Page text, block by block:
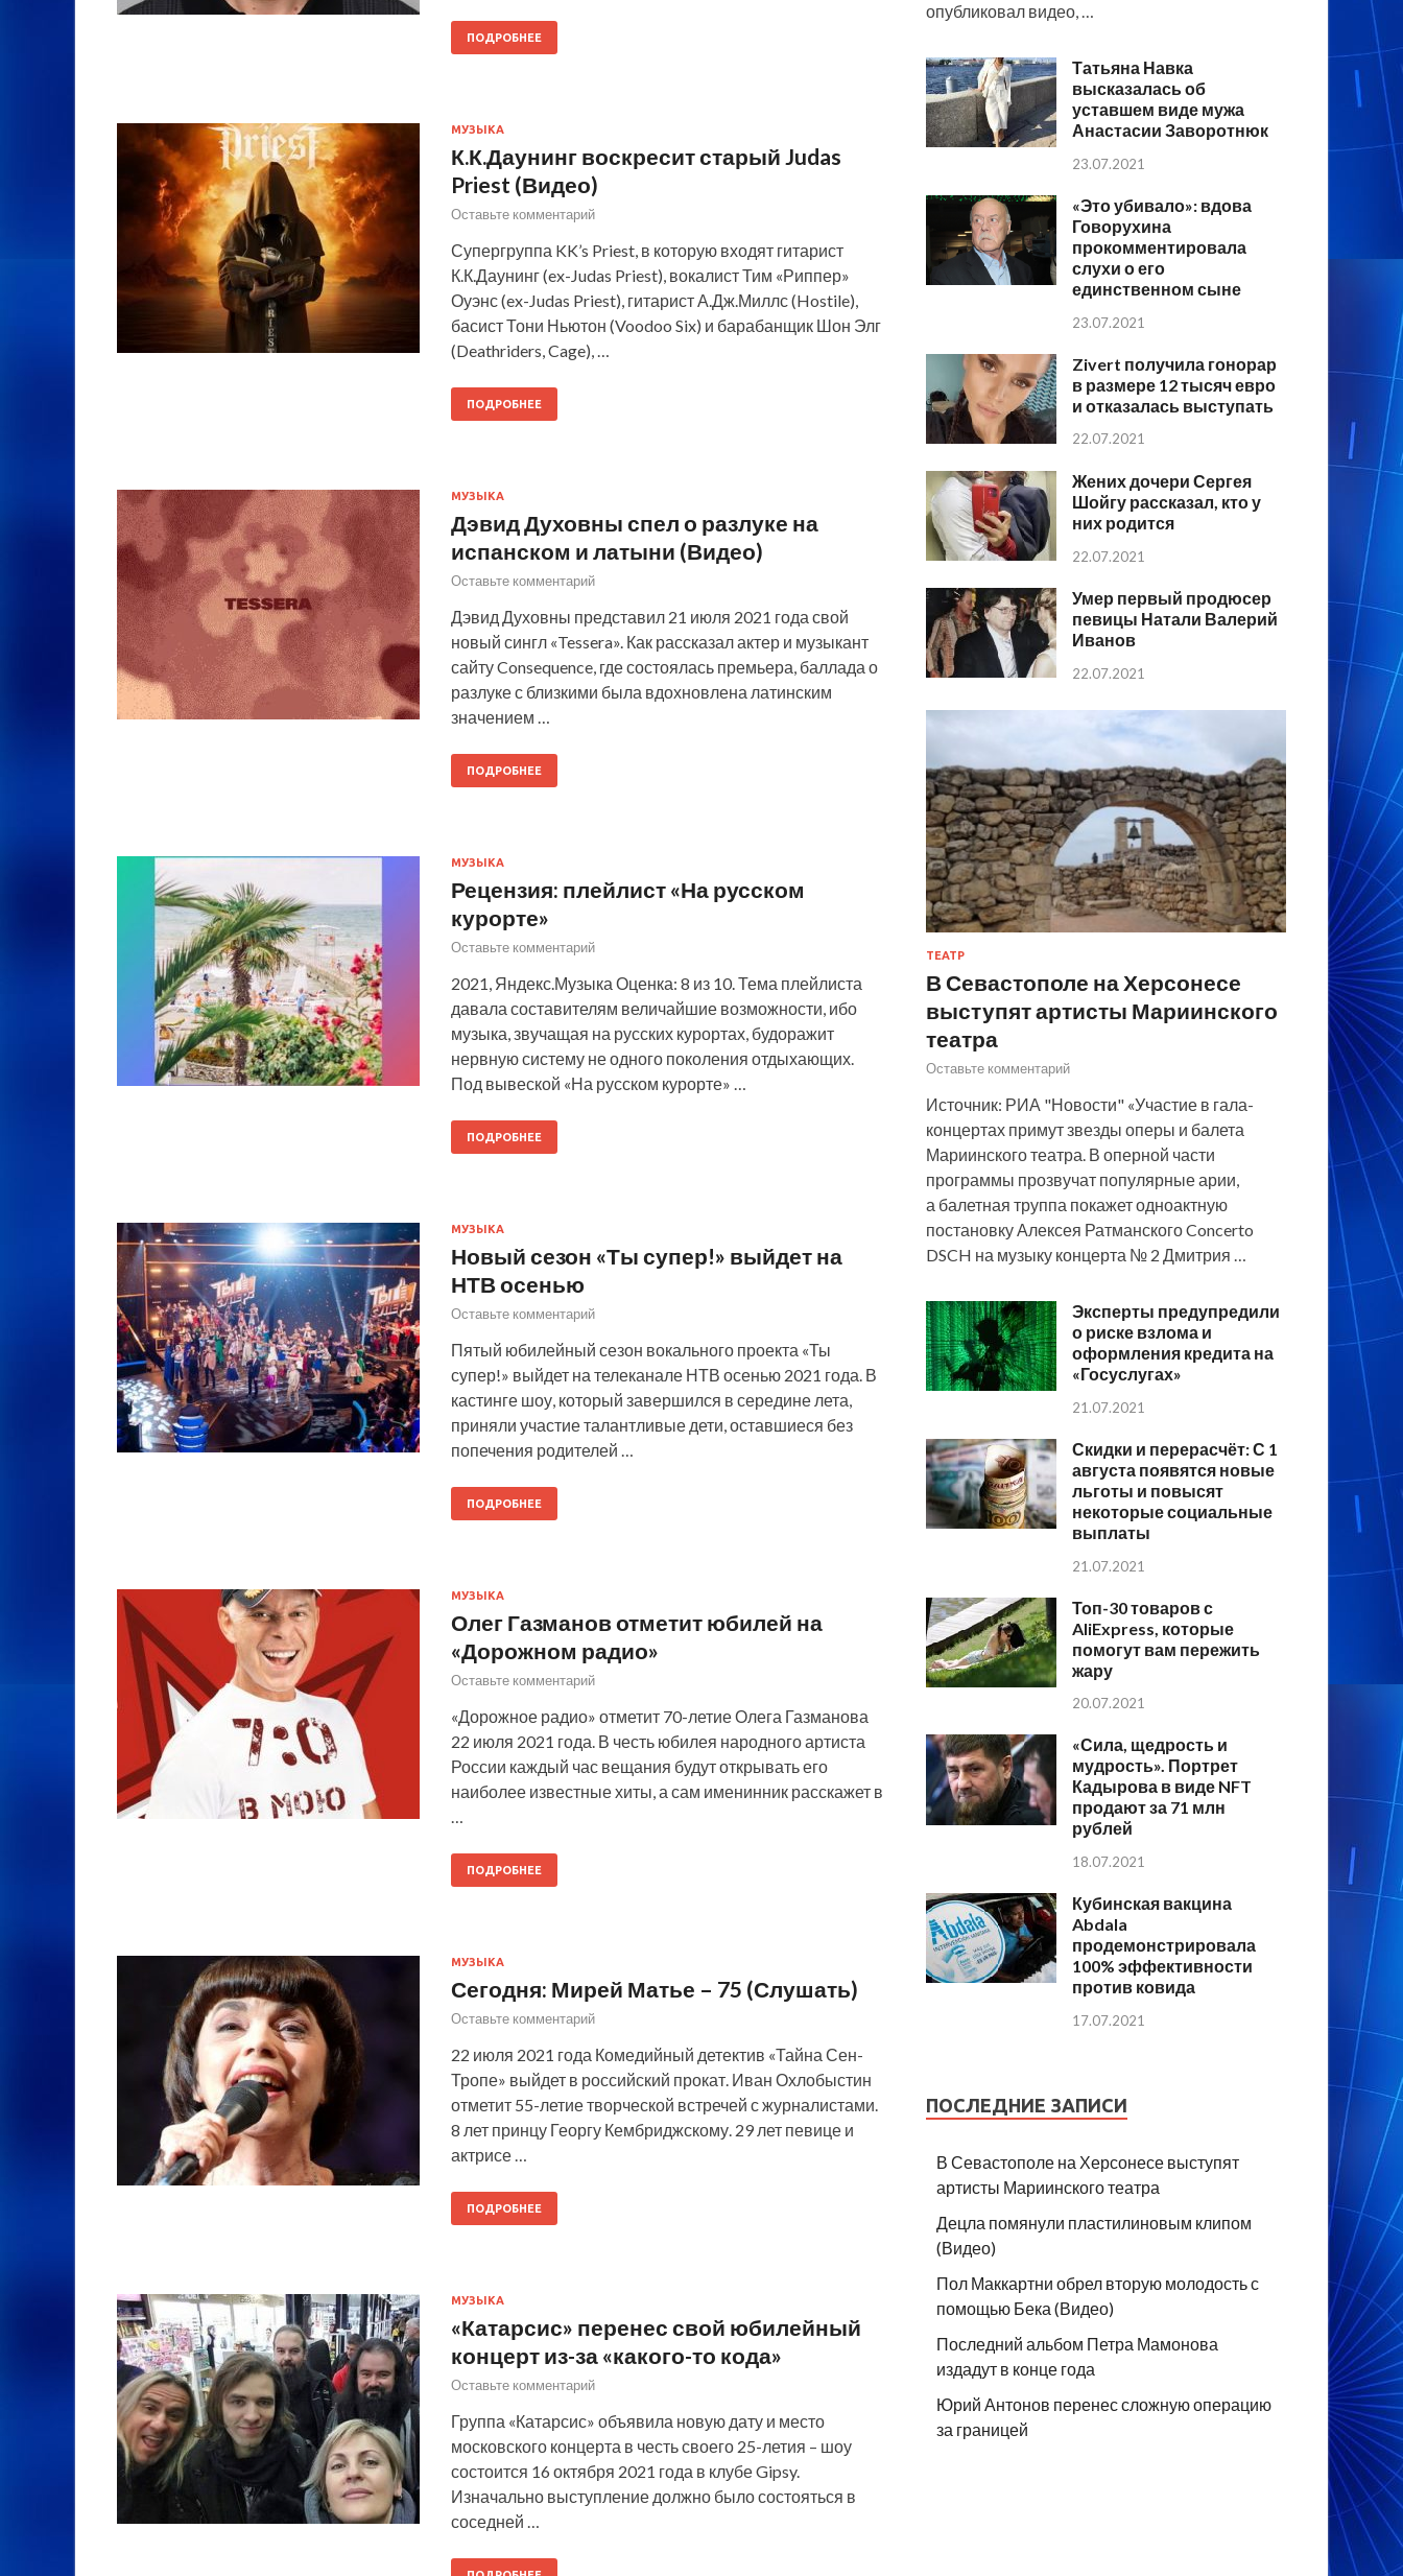
ПОДРОБНЕЕ
МУЗЫКА
К.К.Даунинг воскресит старый Judas
Priest (Видео)
Оставьте комментарий
Супергруппа KK’s Priest, в которую входят гитарист
К.К.Даунинг (ex-Judas Priest), вокалист Тим «Риппер»
Оуэнс (ex-Judas Priest), гитарист А.Дж.Миллс (Hostile),
басист Тони Ньютон (Voodoo Six) и барабанщик Шон Элг
(Deathriders, Cage), …
ПОДРОБНЕЕ
МУЗЫКА
Дэвид Духовны спел о разлуке на
испанском и латыни (Видео)
Оставьте комментарий
Дэвид Духовны представил 21 июля 2021 года свой
новый сингл «Tessera». Как рассказал актер и музыкант
сайту Consequence, где состоялась премьера, баллада о
разлуке с близкими была вдохновлена ​​латинским
значением …
ПОДРОБНЕЕ
МУЗЫКА
Рецензия: плейлист «На русском
курорте»
Оставьте комментарий
2021, Яндекс.Музыка Оценка: 8 из 10. Тема плейлиста
давала составителям величайшие возможности, ибо
музыка, звучащая на русских курортах, будоражит
нервную систему не одного поколения отдыхающих.
Под вывеской «На русском курорте» …
ПОДРОБНЕЕ
МУЗЫКА
Новый сезон «Ты супер!» выйдет на
НТВ осенью
Оставьте комментарий
Пятый юбилейный сезон вокального проекта «Ты
супер!» выйдет на телеканале НТВ осенью 2021 года. В
кастинге шоу, который завершился в середине лета,
приняли участие талантливые дети, оставшиеся без
попечения родителей …
ПОДРОБНЕЕ
МУЗЫКА
Олег Газманов отметит юбилей на
«Дорожном радио»
Оставьте комментарий
«Дорожное радио» отметит 70-летие Олега Газманова
22 июля 2021 года. В честь юбилея народного артиста
России каждый час вещания будут открывать его
наиболее известные хиты, а сам именинник расскажет в
…
ПОДРОБНЕЕ
МУЗЫКА
Сегодня: Мирей Матье – 75 (Слушать)
Оставьте комментарий
22 июля 2021 года Комедийный детектив «Тайна Сен-
Тропе» выйдет в российский прокат. Иван Охлобыстин
отметит 55-летие творческой встречей с журналистами.
8 лет принцу Георгу Кембриджскому. 29 лет певице и
актрисе …
ПОДРОБНЕЕ
МУЗЫКА
«Катарсис» перенес свой юбилейный
концерт из-за «какого-то кода»
Оставьте комментарий
Группа «Катарсис» объявила новую дату и место
московского концерта в честь своего 25-летия – шоу
состоится 16 октября 2021 года в клубе Gipsy.
Изначально выступление должно было состояться в
соседней …
опубликовал видео, …
Татьяна Навка
высказалась об
уставшем виде мужа
Анастасии Заворотнюк
23.07.2021
«Это убивало»: вдова
Говорухина
прокомментировала
слухи о его
единственном сыне
23.07.2021
Zivert получила гонорар
в размере 12 тысяч евро
и отказалась выступать
22.07.2021
Жених дочери Сергея
Шойгу рассказал, кто у
них родится
22.07.2021
Умер первый продюсер
певицы Натали Валерий
Иванов
22.07.2021
ТЕАТР
В Севастополе на Херсонесе
выступят артисты Мариинского
театра
Оставьте комментарий
Источник: РИА "Новости" «Участие в гала-
концертах примут звезды оперы и балета
Мариинского театра. В оперной части
программы прозвучат популярные арии,
а балетная труппа покажет одноактную
постановку Алексея Ратманского Concerto
DSCH на музыку концерта № 2 Дмитрия …
Эксперты предупредили
о риске взлома и
оформления кредита на
«Госуслугах»
21.07.2021
Скидки и перерасчёт: С 1
августа появятся новые
льготы и повысят
некоторые социальные
выплаты
21.07.2021
Топ-30 товаров с
AliExpress, которые
помогут вам пережить
жару
20.07.2021
«Сила, щедрость и
мудрость». Портрет
Кадырова в виде NFT
продают за 71 млн
рублей
18.07.2021
Кубинская вакцина
Abdala
продемонстрировала
100% эффективности
против ковида
17.07.2021
ПОСЛЕДНИЕ ЗАПИСИ
В Севастополе на Херсонесе выступят
артисты Мариинского театра
Децла помянули пластилиновым клипом
(Видео)
Пол Маккартни обрел вторую молодость с
помощью Бека (Видео)
Последний альбом Петра Мамонова
издадут в конце года
Юрий Антонов перенес сложную операцию
за границей